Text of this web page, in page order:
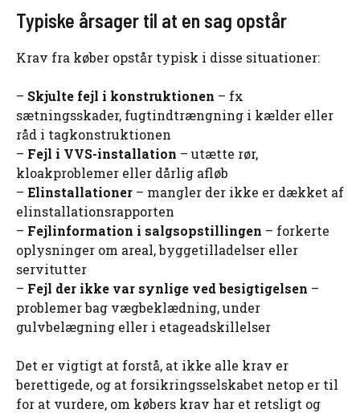
Typiske årsager til at en sag opstår
Krav fra køber opstår typisk i disse situationer:
– Skjulte fejl i konstruktionen – fx
sætningsskader, fugtindtrængning i kælder eller
råd i tagkonstruktionen
– Fejl i VVS-installation – utætte rør,
kloakproblemer eller dårlig afløb
– Elinstallationer – mangler der ikke er dækket af
elinstallationsrapporten
– Fejlinformation i salgsopstillingen – forkerte
oplysninger om areal, byggetilladelser eller
servitutter
– Fejl der ikke var synlige ved besigtigelsen –
problemer bag vægbeklædning, under
gulvbelægning eller i etageadskillelser
Det er vigtigt at forstå, at ikke alle krav er
berettigede, og at forsikringsselskabet netop er til
for at vurdere, om købers krav har et retsligt og